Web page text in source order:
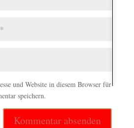
und Website in diesem Browser für
speichern.